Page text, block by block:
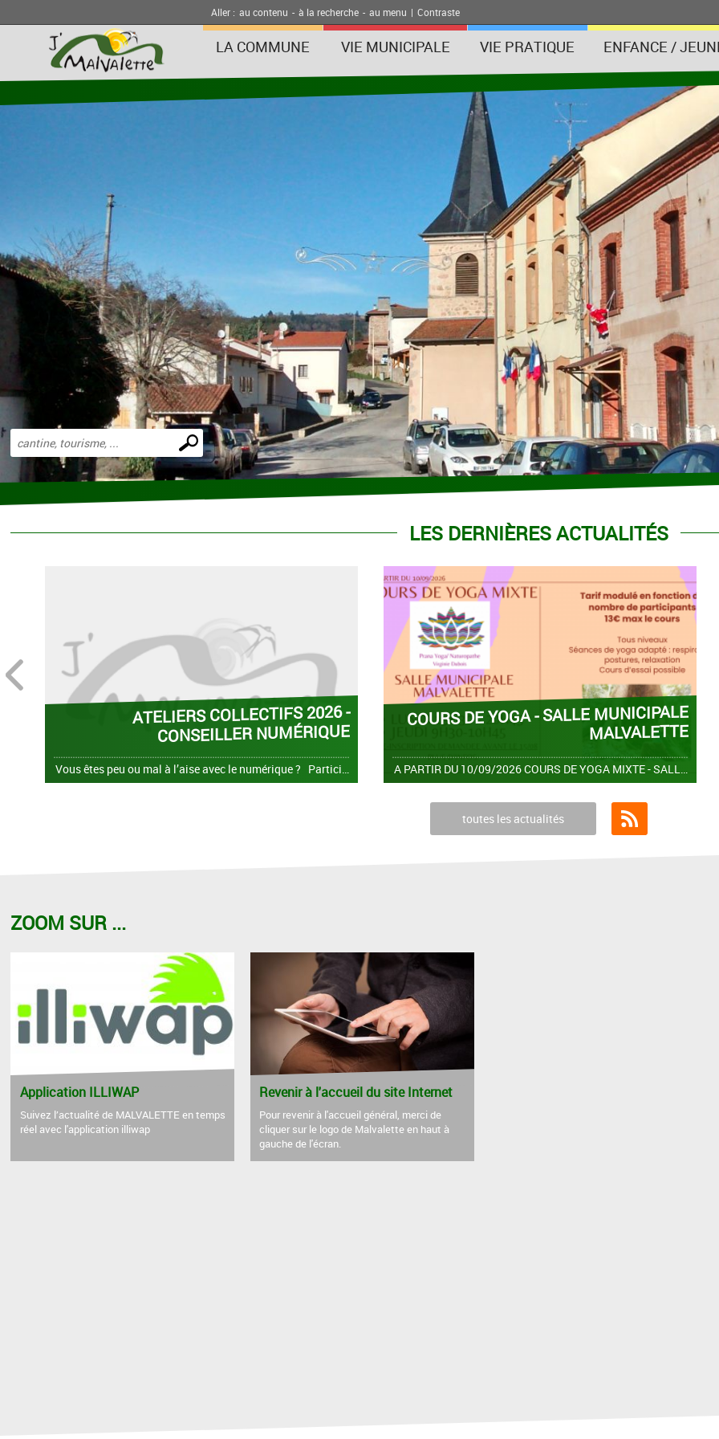
Aller : au contenu - à la recherche - au menu | Contraste
LA COMMUNE VIE MUNICIPALE VIE PRATIQUE ENFANCE /
Effectuer
une
recherche
LES DERNIÈRES ACTUALITÉS
COLLECTIFS 2026 -
NUMÉRIQUE
Vous êtes peu ou mal à l’aise avec le numérique ? Participez aux Ateliers Digit’all, nouveau programme d’ateliers numériques, à Malvalette du 11 septembre au 4 décembre 2026 !
COURS DE YOGA - SALLE MUNICIPALE
MALVALETTE
A PARTIR DU 10/09/2026 COURS DE YOGA MIXTE - SALLE MUNICIPALE MALVALETTE Les lundis de 19H30 - 20H45 et les jeudis de 9H30-10H45 Tarif modulé en fonction du nombre de participants (13€
PROCÈS
MUNICIPAL
toutes les actualités
ZOOM SUR ...
Application ILLIWAP
Suivez l’actualité de MALVALETTE en temps
réel avec l'application illiwap
Revenir à l'accueil du site Internet
Pour revenir à l'accueil général, merci de
cliquer sur le logo de Malvalette en haut à
gauche de l'écran.